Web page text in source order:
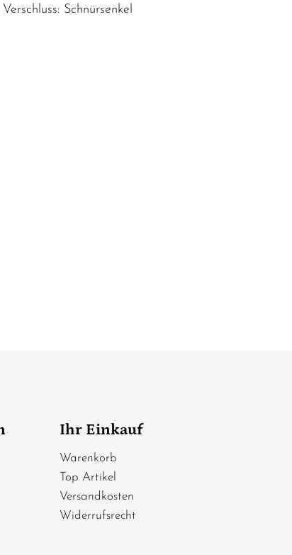
Schnürsenkel
Ihr Einkauf
Warenkorb
Top Artikel
Versandkosten
Widerrufsrecht